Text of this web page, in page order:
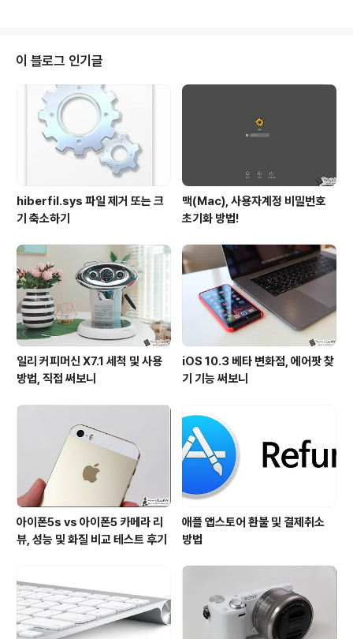
급형 기종인 NX2000 을 한동안 사용해보면서 직접 여러
가지 촬영을 해 본 결과 분명 전작인 NX1000 에 비해서는
확실히 좋은 느낌을 받을 수 있었습니다. 물론, 전문가들 입
장에서 세세한 부분까지 따지고보면 저조도에서의 AF 성
능 등 아쉬운 점이 여럿보이긴 하지만... 개선된 이미지 센
서와 DRIMe4 엔진이..
이 블로그 인기글
hiberfil.sys 파일 제거 또는 크
기 축소하기
맥(Mac), 사용자계정 비밀번호
초기화 방법!
일리 커피머신 X7.1 세척 및 사용
방법, 직접 써보니
iOS 10.3 베타 변화점, 에어팟 찾
기 기능 써보니
아이폰5s vs 아이폰5 카메라 리
뷰, 성능 및 화질 비교 테스트 후기
애플 앱스토어 환불 및 결제취소
방법